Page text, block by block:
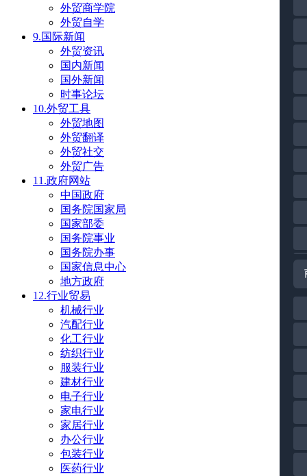
外贸商学院
外贸自学
9.国际新闻
外贸资讯
国内新闻
国外新闻
时事论坛
10.外贸工具
外贸地图
外贸翻译
外贸社交
外贸广告
11.政府网站
中国政府
国务院国家局
国家部委
国务院事业
国务院办事
国家信息中心
地方政府
12.行业贸易
机械行业
汽配行业
化工行业
纺织行业
服装行业
建材行业
电子行业
家电行业
家居行业
办公行业
包装行业
医药行业